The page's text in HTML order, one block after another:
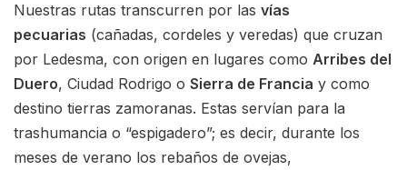
Nuestras rutas transcurren por las vías
pecuarias (cañadas, cordeles y veredas) que cruzan
por Ledesma, con origen en lugares como Arribes del
Duero, Ciudad Rodrigo o Sierra de Francia y como
destino tierras zamoranas. Estas servían para la
trashumancia o “espigadero”; es decir, durante los
meses de verano los rebaños de ovejas,